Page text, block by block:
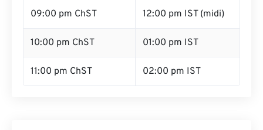
09:00 pm ChST 12:00 pm IST (midi)
10:00 pm ChST 01:00 pm IST
11:00 pm ChST 02:00 pm IST